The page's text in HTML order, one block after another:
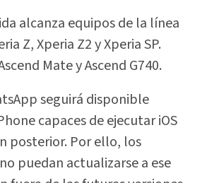
alcanza equipos de la línea
Z, Xperia Z2 y Xperia SP.
Mate y Ascend G740.
seguirá disponible
capaces de ejecutar iOS
posterior. Por ello, los
puedan actualizarse a ese